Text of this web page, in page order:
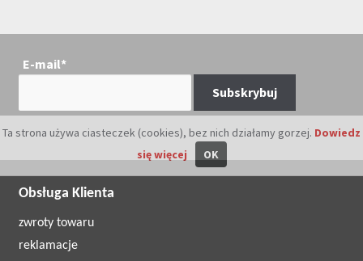
E-mail*
Obsługa Klienta
zwroty towaru
reklamacje
Ta strona używa ciasteczek (cookies), bez nich działamy gorzej. Dowiedz
się więcej
OK